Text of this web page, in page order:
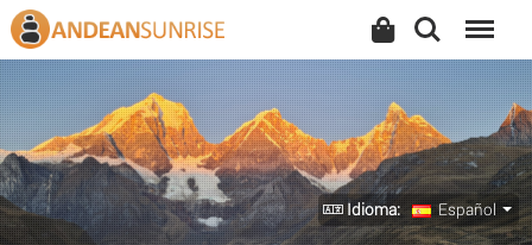
Search Menu
Idioma: Español